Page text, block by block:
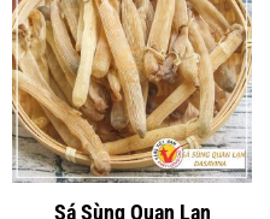
Sá Sùng Quan Lạn